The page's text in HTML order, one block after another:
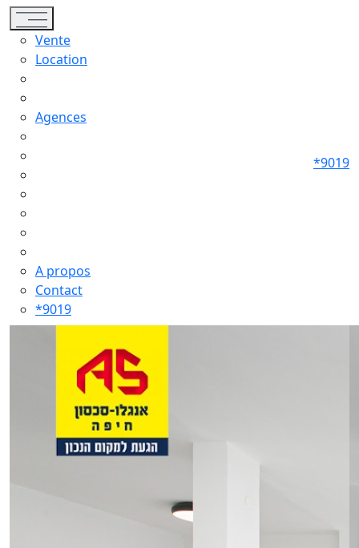
Toggle navigation
Vente
Location
Agences
A propos
Contact
*9019
*9019